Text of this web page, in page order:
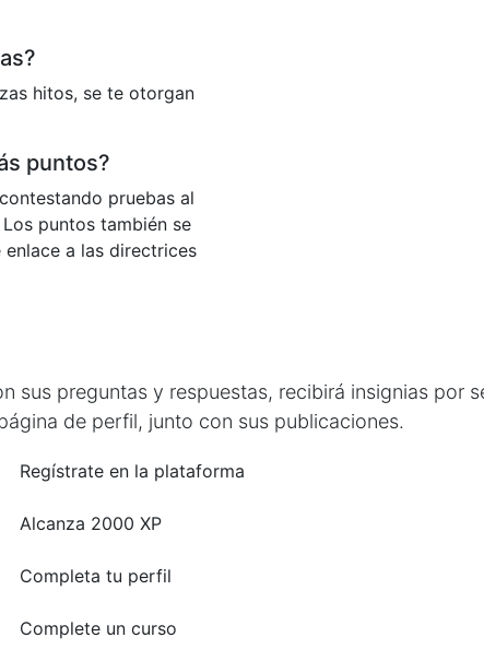
hitos, se te otorgan
puntos?
pruebas al
puntos también se
a las directrices
sus preguntas y respuestas, recibirá insignias por
de perfil, junto con sus publicaciones.
Regístrate en la plataforma
Alcanza 2000 XP
Completa tu perfil
Complete un curso